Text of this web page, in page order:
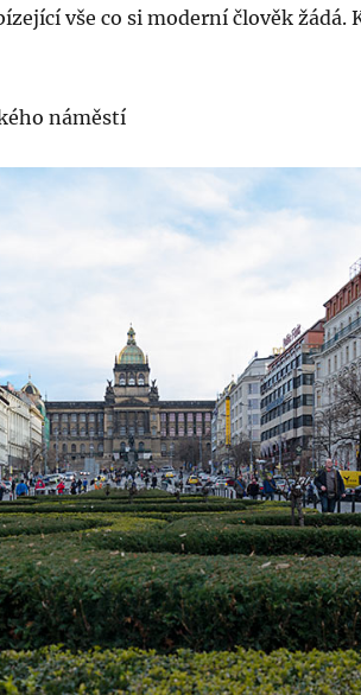
vše co si moderní člověk žádá.
náměstí